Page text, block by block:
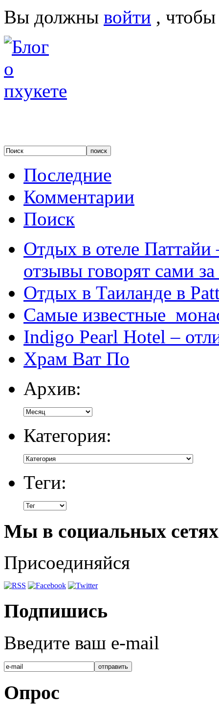
Вы должны войти ,
Последние
Комментарии
Поиск
Отдых в отеле
отзывы говорят сами за
Отдых в Таиланде в
Самые известные
Indigo Pearl Hotel –
Храм Ват По
Архив:
Категория:
Теги:
Мы в социальных сетях
Присоединяйся
Подпишись
Введите ваш e-mail
Опрос